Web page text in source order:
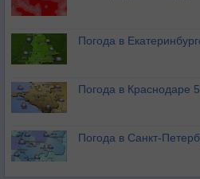
Погода в
Погода в Краснодаре 5
Погода в Санкт-